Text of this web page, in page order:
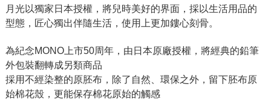
月光以獨家日本授權，將兒時美好的界面，採以生活用品的
型態，匠心獨出伴隨生活，使用上更加鏤心刻骨。
為紀念MONO上市50周年， 由日本原廠授權，將經典的鉛筆
外包裝翻轉成另類商品
採用不經染整的原胚布，除了自然、環保之外，留下胚布原
始棉花殼，更能保存棉花原始的觸感